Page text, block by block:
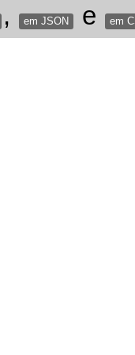
, em JSON e em